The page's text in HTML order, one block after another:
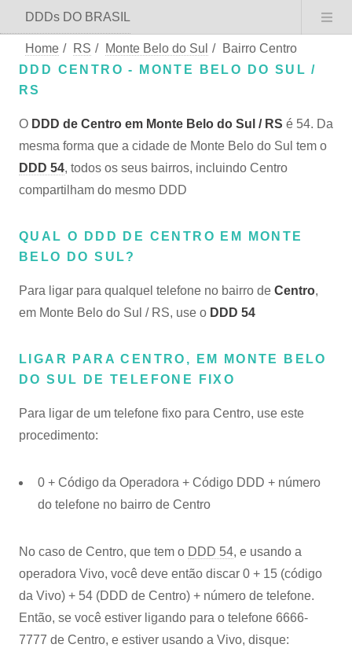
DDDs DO BRASIL
Home / RS / Monte Belo do Sul /
Bairro Centro
DDD CENTRO - MONTE BELO DO SUL /
RS
O DDD de Centro em Monte Belo do Sul / RS é 54. Da
mesma forma que a cidade de Monte Belo do Sul tem o
DDD 54, todos os seus bairros, incluindo Centro
compartilham do mesmo DDD
QUAL O DDD DE CENTRO EM MONTE
BELO DO SUL?
Para ligar para qualquel telefone no bairro de Centro,
em Monte Belo do Sul / RS, use o DDD 54
LIGAR PARA CENTRO, EM MONTE BELO
DO SUL DE TELEFONE FIXO
Para ligar de um telefone fixo para Centro, use este
procedimento:
0 + Código da Operadora + Código DDD + número
do telefone no bairro de Centro
No caso de Centro, que tem o DDD 54, e usando a
operadora Vivo, você deve então discar 0 + 15 (código
da Vivo) + 54 (DDD de Centro) + número de telefone.
Então, se você estiver ligando para o telefone 6666-
7777 de Centro, e estiver usando a Vivo, disque: